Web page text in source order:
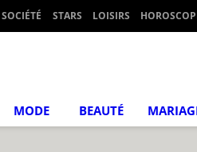
SOCIÉTÉ STARS LOISIRS
MODE BEAUTÉ